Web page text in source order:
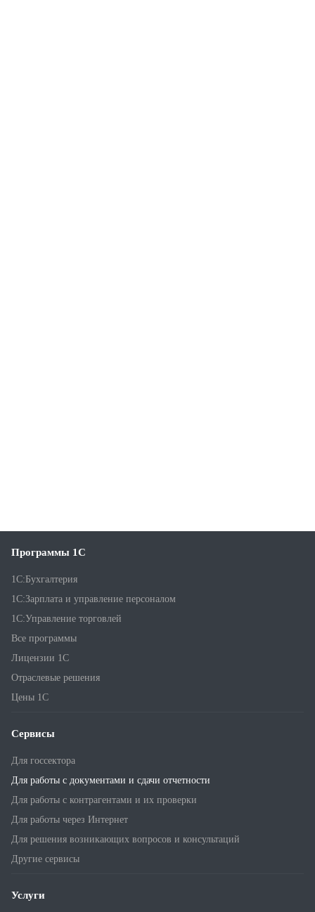
Программы 1С
1С:Бухгалтерия
1С:Зарплата и управление персоналом
1С:Управление торговлей
Все программы
Лицензии 1С
Отраслевые решения
Цены 1С
Сервисы
Для госсектора
Для работы с документами и сдачи отчетности
Для работы с контрагентами и их проверки
Для работы через Интернет
Для решения возникающих вопросов и консультаций
Другие сервисы
Услуги